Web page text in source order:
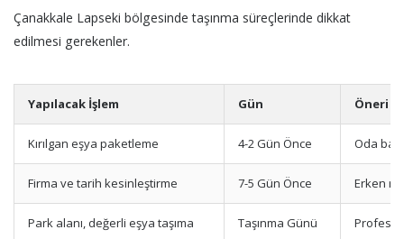
Çanakkale Lapseki bölgesinde taşınma süreçlerinde dikkat
edilmesi gerekenler.
Yapılacak İşlem Gün Öneri
Kırılgan eşya paketleme 4-2 Gün Önce Oda
Firma ve tarih kesinleştirme 7-5 Gün Önce Erken
Park alanı, değerli eşya taşıma Taşınma Günü